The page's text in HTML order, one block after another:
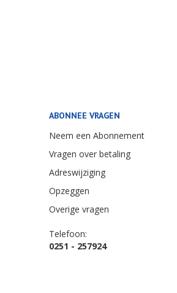
ABONNEE VRAGEN
Neem een Abonnement
Vragen over betaling
Adreswijziging
Opzeggen
Overige vragen
Telefoon:
0251 - 257924